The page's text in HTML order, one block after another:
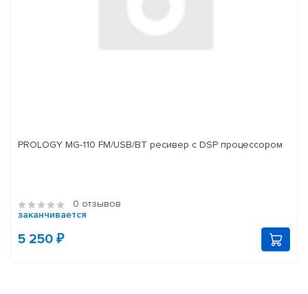
PROLOGY MG-110 FM/USB/BT ресивер с DSP процессором
0 отзывов
заканчивается
5 250 ₽